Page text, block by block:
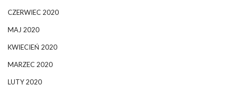
CZERWIEC 2020
MAJ 2020
KWIECIEŃ 2020
MARZEC 2020
LUTY 2020